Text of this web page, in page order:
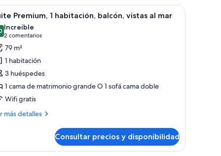
de mimbre.
desde la habitación Habitación de hotel con televisor de
7 Premium, 1 habitación, balcón, vistas al mar
de 10
Increíble
2 comentarios
(2 comentarios)
79 m²
1 habitación
3 huéspedes
1 cama de matrimonio grande O 1 sofá cama doble
Wifi gratis
más detalles
Consultar precios y disponibilidad